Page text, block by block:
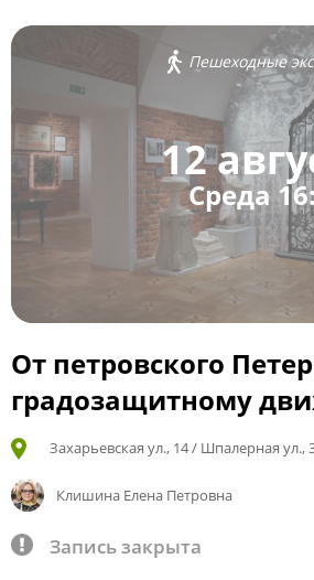
Пешеходные
12
Среда
От петровского
градозащитному
Захарьевская ул., 14 / Шпалерная
Клишина Елена Петровна
Запись закрыта